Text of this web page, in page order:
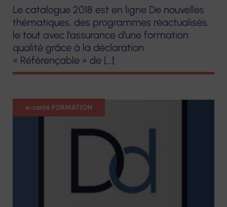
Le catalogue 2018 est en ligne De nouvelles
thématiques, des programmes réactualisés,
le tout avec l’assurance d’une formation
qualité grâce à la déclaration
« Référençable » de […]
Formation
e-santé FORMATION